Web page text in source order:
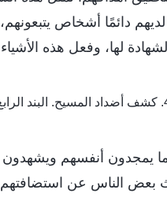
دائمًا أشخاص يتبعونهم،
لها، وفعل هذه
يمجدون أنفسهم ويشهدون
بعض الناس عن